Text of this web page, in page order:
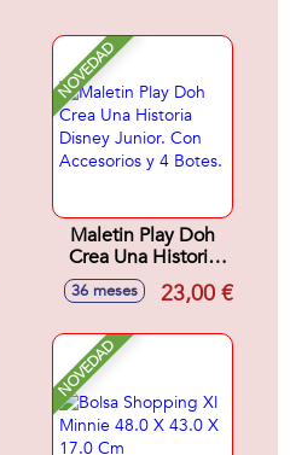
NOVEDAD
Maletin Play Doh
Crea Una Historia
Disney Junior. Con
Accesorios y 4
36 meses 23,00 €
NOVEDAD